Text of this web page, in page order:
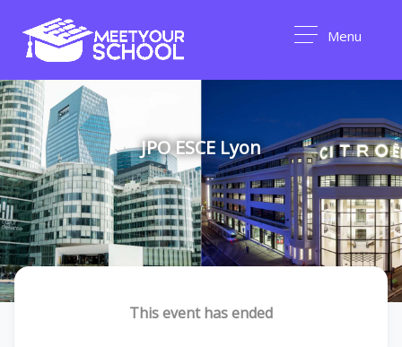
Menu
JPO ESCE Lyon
This event has ended